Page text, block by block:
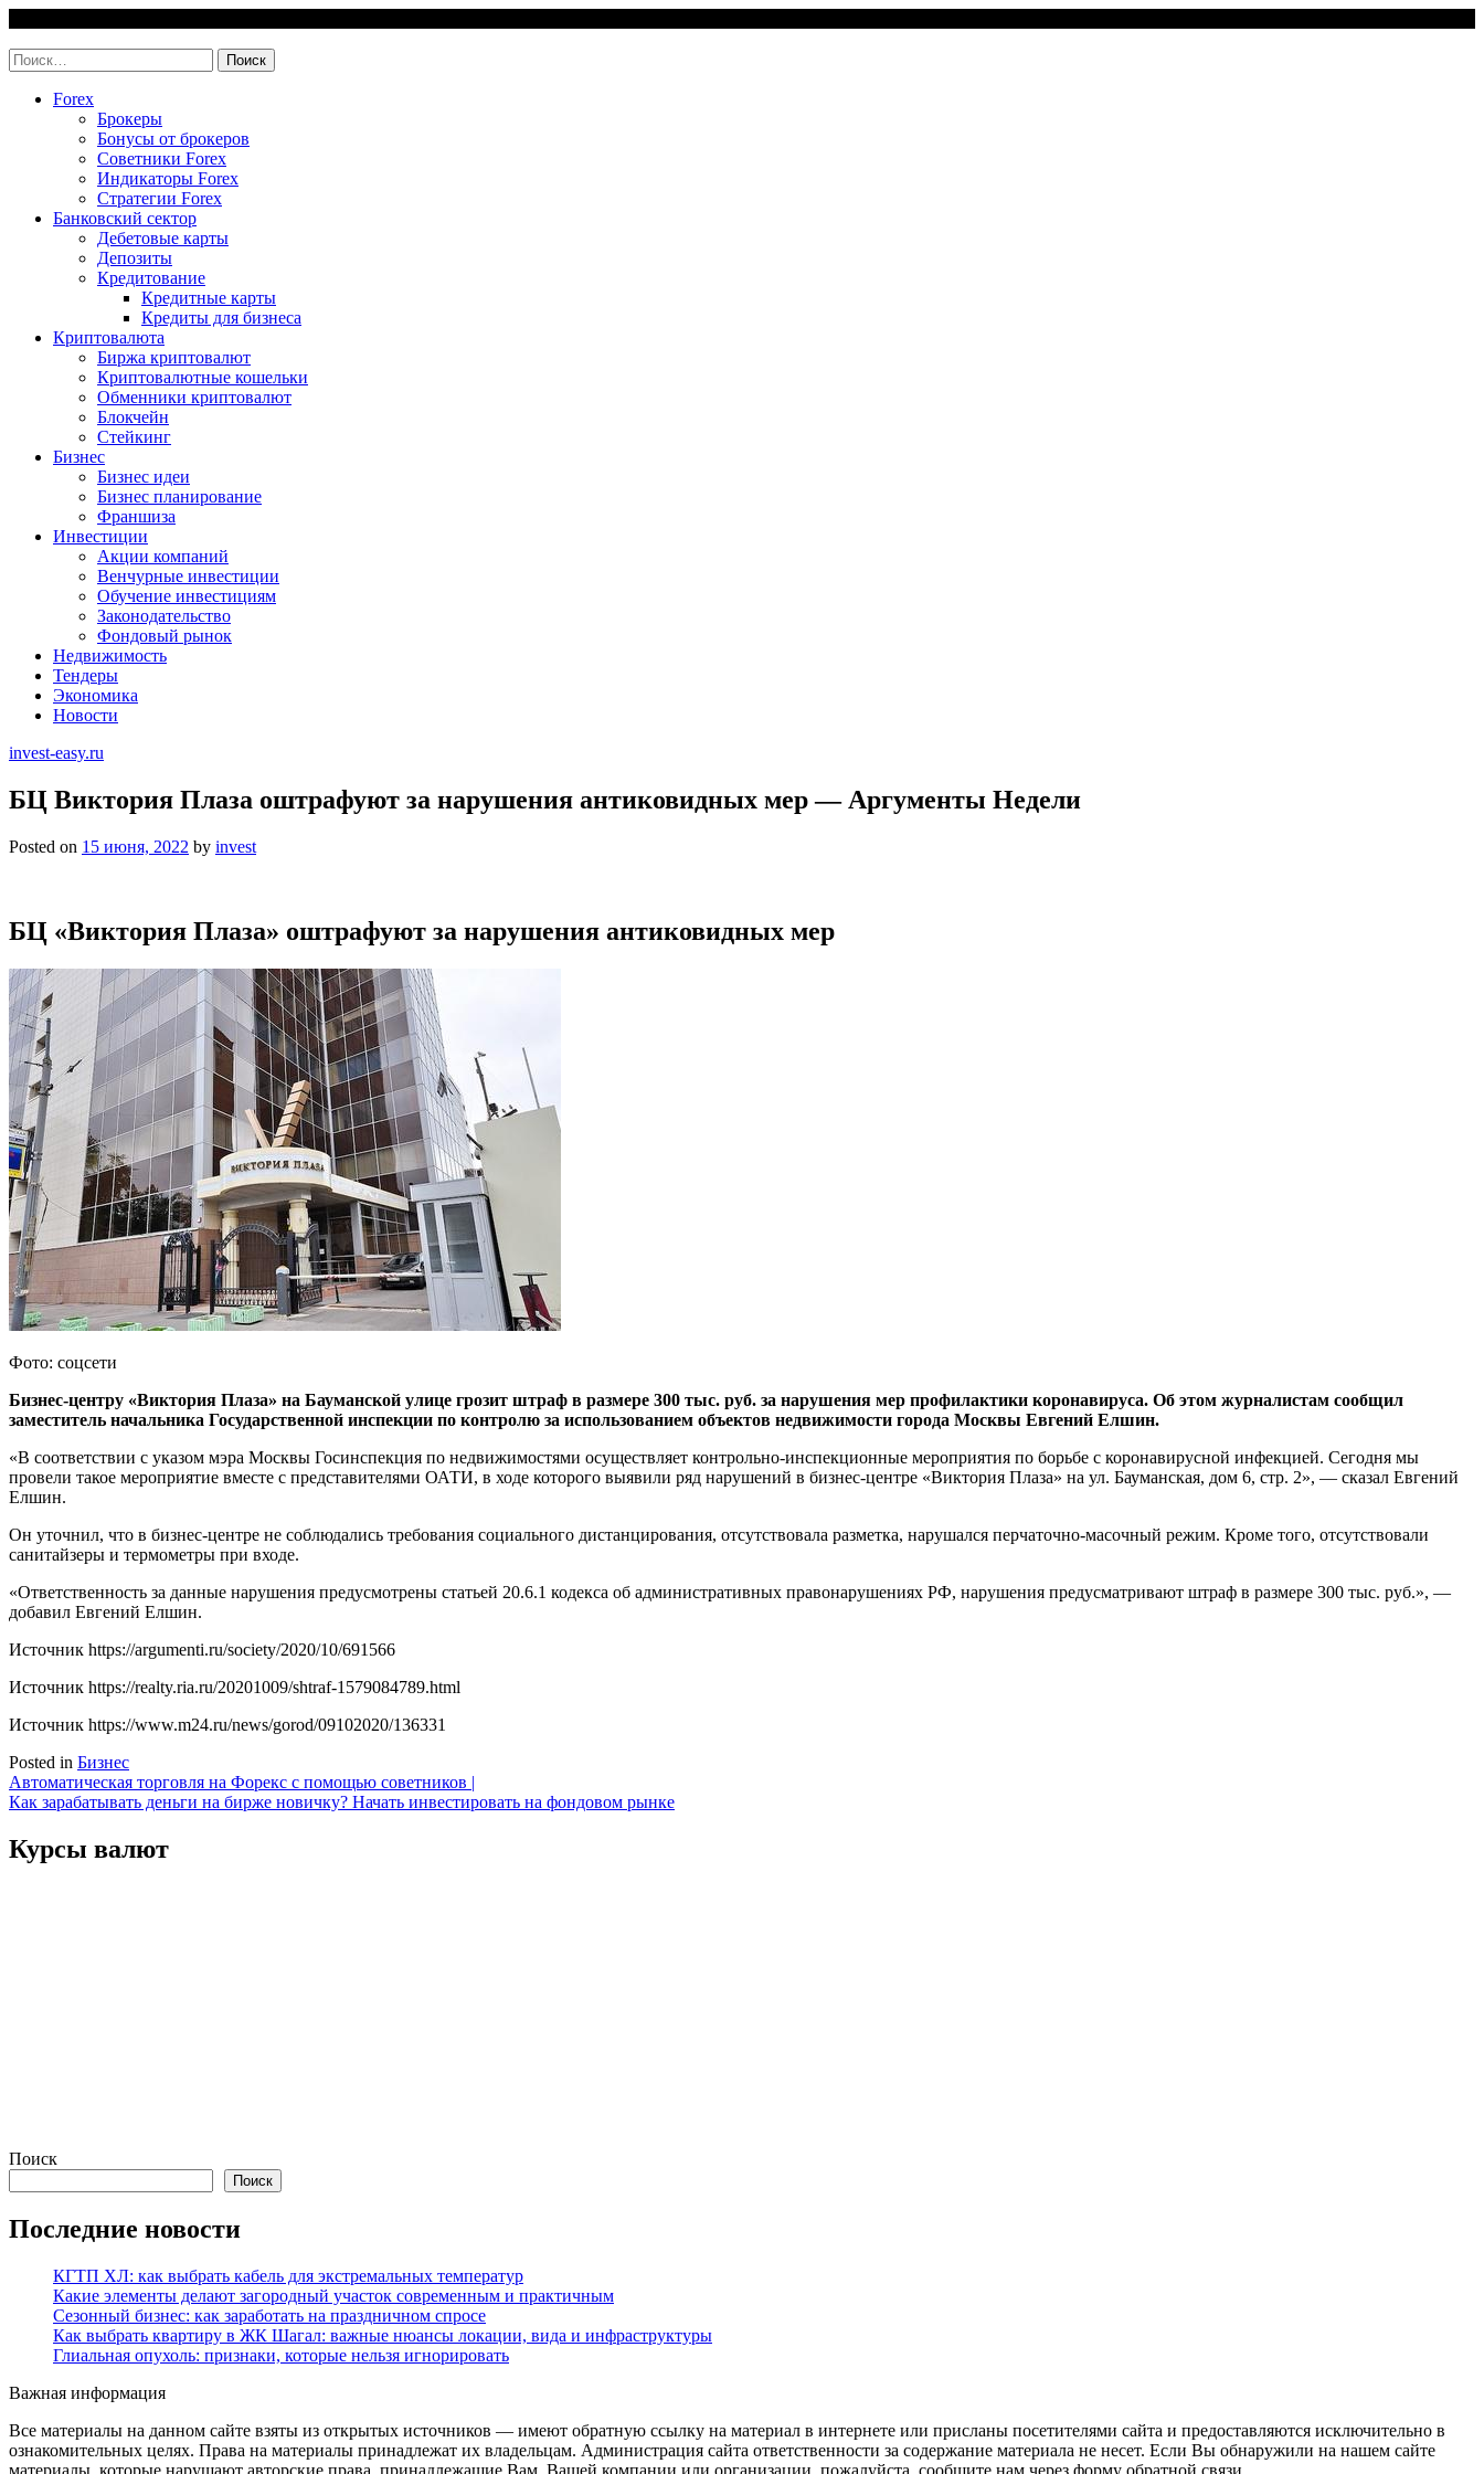
content
Найти:
Forex
Брокеры
Бонусы от брокеров
Советники Forex
Индикаторы Forex
Стратегии Forex
Банковский сектор
Дебетовые карты
Депозиты
Кредитование
Кредитные карты
Кредиты для бизнеса
Криптовалюта
Биржа криптовалют
Криптовалютные кошельки
Обменники криптовалют
Блокчейн
Стейкинг
Бизнес
Бизнес идеи
Бизнес планирование
Франшиза
Инвестиции
Акции компаний
Венчурные инвестиции
Обучение инвестициям
Законодательство
Фондовый рынок
Недвижимость
Тендеры
Экономика
Новости
invest-easy.ru
БЦ Виктория Плаза оштрафуют за нарушения антиковидных мер — Аргументы Недели
Posted on 15 июня, 2022 by invest
БЦ «Виктория Плаза» оштрафуют за нарушения антиковидных мер
Фото: соцсети
Бизнес-центру «Виктория Плаза» на Бауманской улице грозит штраф в размере 300 тыс. руб. за нарушения мер профилактики коронавируса. Об этом журналистам сообщил
заместитель начальника Государственной инспекции по контролю за использованием объектов недвижимости города Москвы Евгений Елшин.
«В соответствии с указом мэра Москвы Госинспекция по недвижимостями осуществляет контрольно-инспекционные мероприятия по борьбе с коронавирусной инфекцией. Сегодня мы
провели такое мероприятие вместе с представителями ОАТИ, в ходе которого выявили ряд нарушений в бизнес-центре «Виктория Плаза» на ул. Бауманская, дом 6, стр. 2», — сказал Евгений
Елшин.
Он уточнил, что в бизнес-центре не соблюдались требования социального дистанцирования, отсутствовала разметка, нарушался перчаточно-масочный режим. Кроме того, отсутствовали
санитайзеры и термометры при входе.
«Ответственность за данные нарушения предусмотрены статьей 20.6.1 кодекса об административных правонарушениях РФ, нарушения предусматривают штраф в размере 300 тыс. руб.», —
добавил Евгений Елшин.
Источник https://argumenti.ru/society/2020/10/691566
Источник https://realty.ria.ru/20201009/shtraf-1579084789.html
Источник https://www.m24.ru/news/gorod/09102020/136331
Posted in Бизнес
Навигация
по
записям
Автоматическая торговля на Форекс с помощью советников |
Как зарабатывать деньги на бирже новичку? Начать инвестировать на фондовом рынке
Курсы валют
Поиск
Поиск
Последние новости
КГТП ХЛ: как выбрать кабель для экстремальных температур
Какие элементы делают загородный участок современным и практичным
Сезонный бизнес: как заработать на праздничном спросе
Как выбрать квартиру в ЖК Шагал: важные нюансы локации, вида и инфраструктуры
Глиальная опухоль: признаки, которые нельзя игнорировать
Важная информация
Все материалы на данном сайте взяты из открытых источников — имеют обратную ссылку на материал в интернете или присланы посетителями сайта и предоставляются исключительно в
ознакомительных целях. Права на материалы принадлежат их владельцам. Администрация сайта ответственности за содержание материала не несет. Если Вы обнаружили на нашем сайте